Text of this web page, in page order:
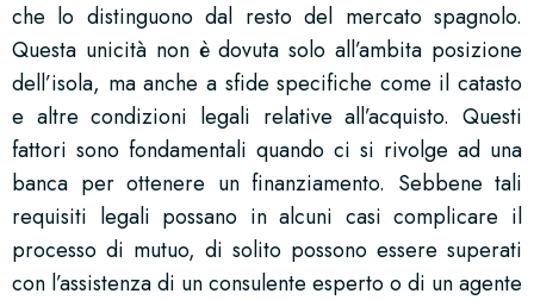
che lo distinguono dal resto del mercato spagnolo.
Questa unicità non è dovuta solo all’ambita posizione
dell’isola, ma anche a sfide specifiche come il catasto
e altre condizioni legali relative all’acquisto. Questi
fattori sono fondamentali quando ci si rivolge ad una
banca per ottenere un finanziamento. Sebbene tali
requisiti legali possano in alcuni casi complicare il
processo di mutuo, di solito possono essere superati
con l’assistenza di un consulente esperto o di un agente